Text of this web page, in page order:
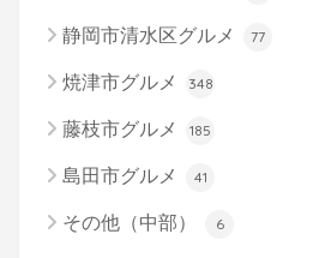
静岡市清水区グルメ 77
焼津市グルメ 348
藤枝市グルメ 185
島田市グルメ 41
その他（中部） 6